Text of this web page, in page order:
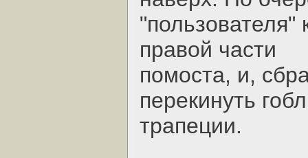
правой части
помоста, и,
перекинуть
трапеции.